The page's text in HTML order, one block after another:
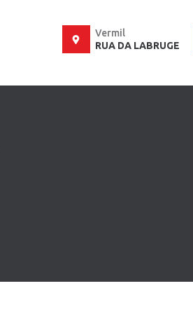
Vermil
RUA DA LABRUGE